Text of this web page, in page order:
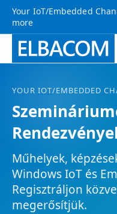
Your IoT/Embedded
more
YOUR IOT/EMBEDDED
Műhelyek,
WindowsIoT és
Regisztráljon
megerősítjük.